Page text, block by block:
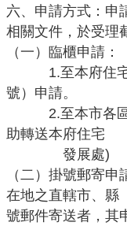
訊
公
開
政
務
區
都
六、申請方式：申
相關文件，於受理
（一）臨櫃申請：
1.至本府住
號）申請。
2.至本市各
助轉送本府住宅
發展處)
（二）掛號郵寄
在地之直轄市、縣
號郵件寄送者，其